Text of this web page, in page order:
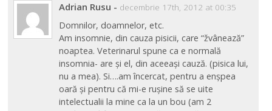
Adrian Rusu - decembrie 17th, 2012 at 00:35
Domnilor, doamnelor, etc.
Am insomnie, din cauza pisicii, care “žvânează”
noaptea. Veterinarul spune ca e normală
insomnia- are și el, din aceeași cauză. (pisica lui,
nu a mea). Si….am încercat, pentru a enșpea
oară și pentru că mi-e rușine să se uite
intelectualii la mine ca la un bou (am 2